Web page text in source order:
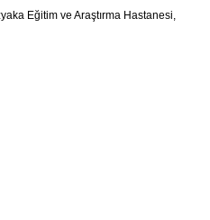
Eğitim ve Araştırma Hastanesi,